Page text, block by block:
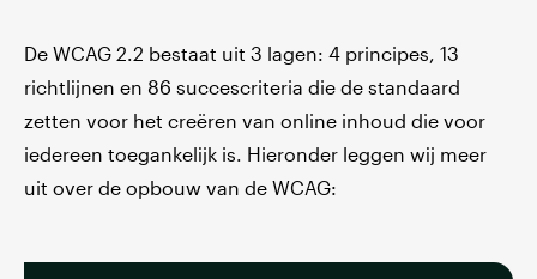
De WCAG 2.2 bestaat uit 3 lagen: 4 principes, 13
richtlijnen en 86 succescriteria die de standaard
zetten voor het creëren van online inhoud die voor
iedereen toegankelijk is. Hieronder leggen wij meer
uit over de opbouw van de WCAG: